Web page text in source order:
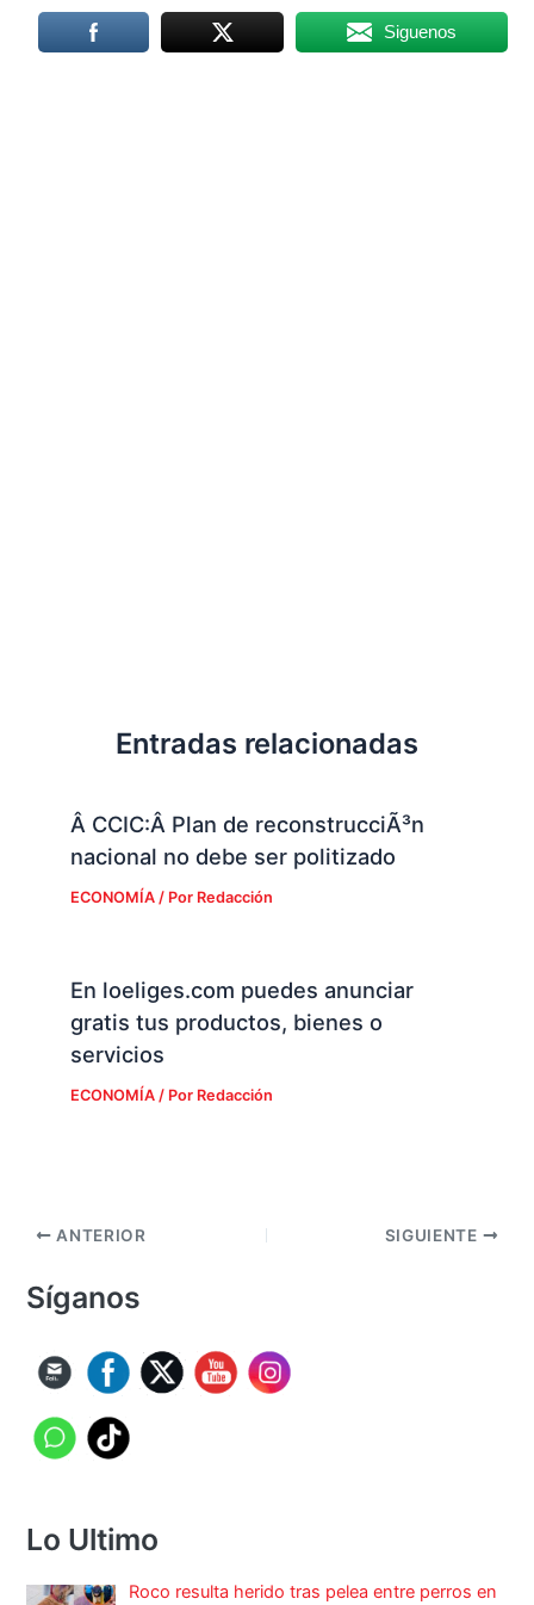
Siguenos
Entradas relacionadas
Â CCIC:Â Plan de reconstrucciÃ³n
nacional no debe ser politizado
ECONOMÍA/ Por Redacción
En loeliges.com puedes anunciar
gratis tus productos, bienes o
servicios
ECONOMÍA/ Por Redacción
ANTERIOR SIGUIENTE
Síganos
Lo Ultimo
Roco resulta herido tras pelea entre perros en